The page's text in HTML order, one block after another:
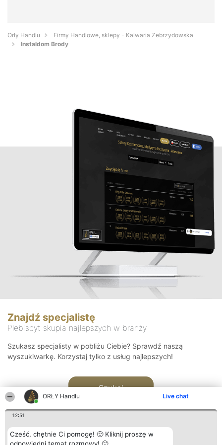
ORŁY Handlu Live chat
12:51
Cześć, chętnie Ci pomogę! 🙂 Kliknij proszę w
Orły Handlu
Firmy Handlowe, sklepy - Kalwaria Zebrzydowska
Instaldom Brody
Znajdź specjalistę
Plebiscyt skupia najlepszych w branży
Szukasz specjalisty w pobliżu Ciebie? Sprawdź naszą
wyszukiwarkę. Korzystaj tylko z usług najlepszych!
Szukaj